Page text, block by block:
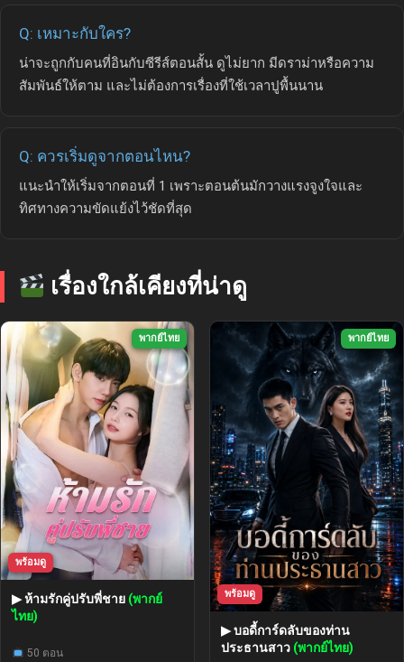
Q: เหมาะกับใคร?
น่าจะถูกกับคนที่อินกับซีรีส์ตอนสั้น ดูไม่ยาก มีดราม่าหรือความ
สัมพันธ์ให้ตาม และไม่ต้องการเรื่องที่ใช้เวลาปูพื้นนาน
Q: ควรเริ่มดูจากตอนไหน?
แนะนำให้เริ่มจากตอนที่ 1 เพราะตอนต้นมักวางแรงจูงใจและ
ทิศทางความขัดแย้งไว้ชัดที่สุด
เรื่องใกล้เคียงที่น่าดู
พากย์ไทย
พร้อมดู
▶ ห้ามรักคู่ปรับพี่ชาย (พากย์
ไทย)
50 ตอน
พากย์ไทย
พร้อมดู
▶ บอดี้การ์ดลับของท่าน
ประธานสาว (พากย์ไทย)